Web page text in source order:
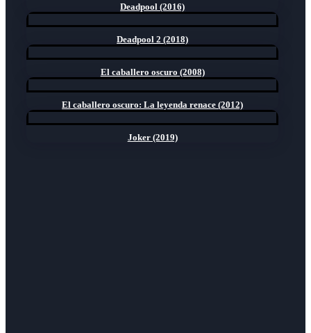
Deadpool (2016)
Deadpool 2 (2018)
El caballero oscuro (2008)
El caballero oscuro: La leyenda renace (2012)
Joker (2019)